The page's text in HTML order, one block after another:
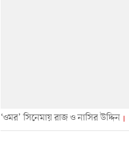
‘ওমর’ সিনেমায় রাজ ও নাসির উদ্দিন